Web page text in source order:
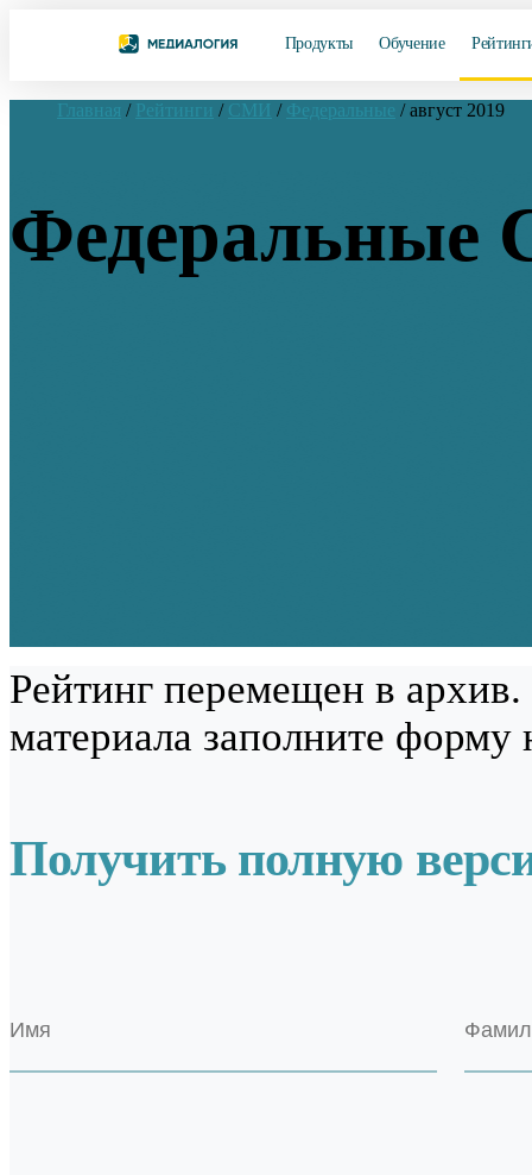
Продукты Обучение
Главная / Рейтинги / СМИ / Федеральные / август 2019
Федеральные
Рейтинг перемещен в
материала заполните форму
Получить полную